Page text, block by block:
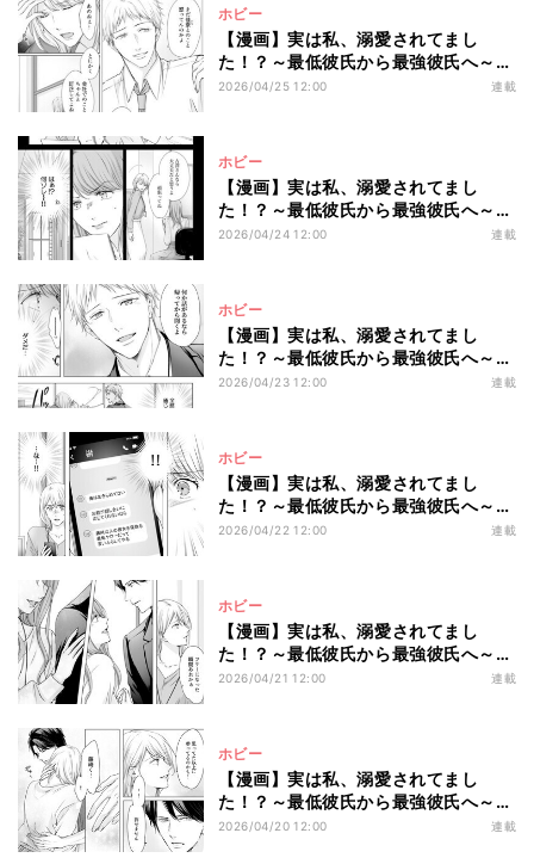
ホビー
【漫画】実は私、溺愛されてまし
た！？～最低彼氏から最強彼氏へ～
第16回 「もう浮気しないからさ～」
2026/04/25 12:00 連載
ホビー
【漫画】実は私、溺愛されてまし
た！？～最低彼氏から最強彼氏へ～
第15回 私は可愛いから仕事を回りに
2026/04/24 12:00 連載
ホビー
【漫画】実は私、溺愛されてまし
た！？～最低彼氏から最強彼氏へ～
第14回 あっという間に社内に広まっ
2026/04/23 12:00 連載
ホビー
【漫画】実は私、溺愛されてまし
た！？～最低彼氏から最強彼氏へ～
第13回 「俺はあきらめてない」復縁
2026/04/22 12:00 連載
ホビー
【漫画】実は私、溺愛されてまし
た！？～最低彼氏から最強彼氏へ～
第12回 私から彼氏を寝取った後輩に
2026/04/21 12:00 連載
ホビー
【漫画】実は私、溺愛されてまし
た！？～最低彼氏から最強彼氏へ～
第11回 優しい彼氏と楽しいデートの
2026/04/20 12:00 連載